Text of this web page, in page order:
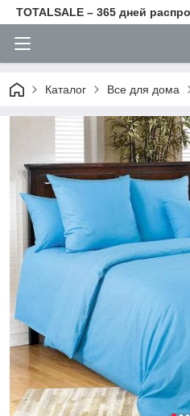
TOTALSALE – 365 дней
Каталог Все для дома